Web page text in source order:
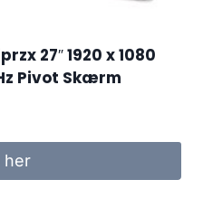
27″ 1920 x 1080
Pivot Skærm
her